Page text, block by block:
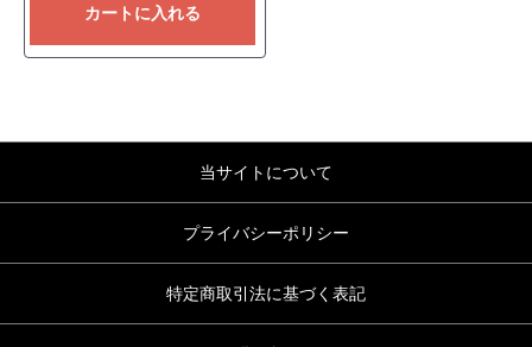
カートに入れる
当サイトについて
プライバシーポリシー
特定商取引法に基づく表記